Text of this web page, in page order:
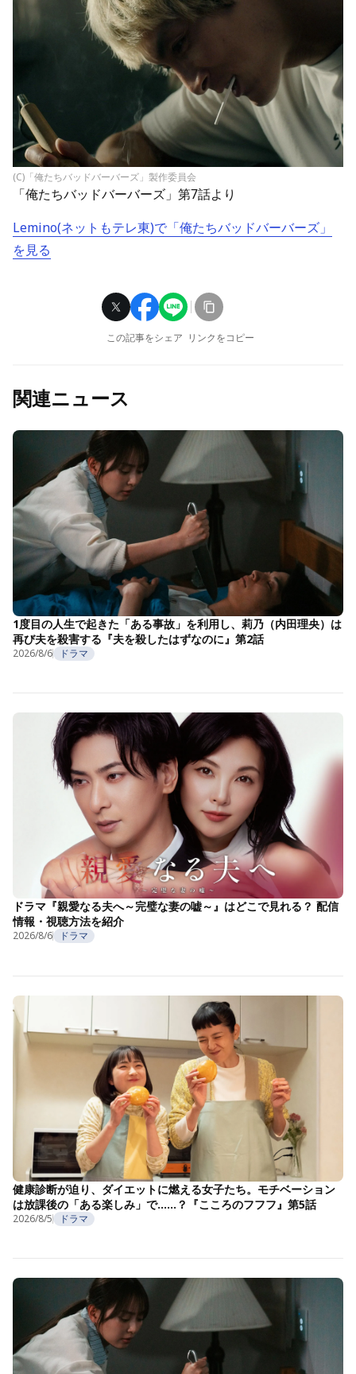
(C)「俺たちバッドバーバーズ」製作委員会
「俺たちバッドバーバーズ」第7話より
Lemino(ネットもテレ東)で「俺たちバッドバーバーズ」
を見る
この記事をシェア リンクをコピー
関連ニュース
1度目の人生で起きた「ある事故」を利用し、莉乃（内田理央）は
再び夫を殺害する『夫を殺したはずなのに』第2話
2026/8/6 ドラマ
ドラマ『親愛なる夫へ～完璧な妻の嘘～』はどこで見れる？ 配信
情報・視聴方法を紹介
2026/8/6 ドラマ
健康診断が迫り、ダイエットに燃える女子たち。モチベーション
は放課後の「ある楽しみ」で……？『こころのフフフ』第5話
2026/8/5 ドラマ